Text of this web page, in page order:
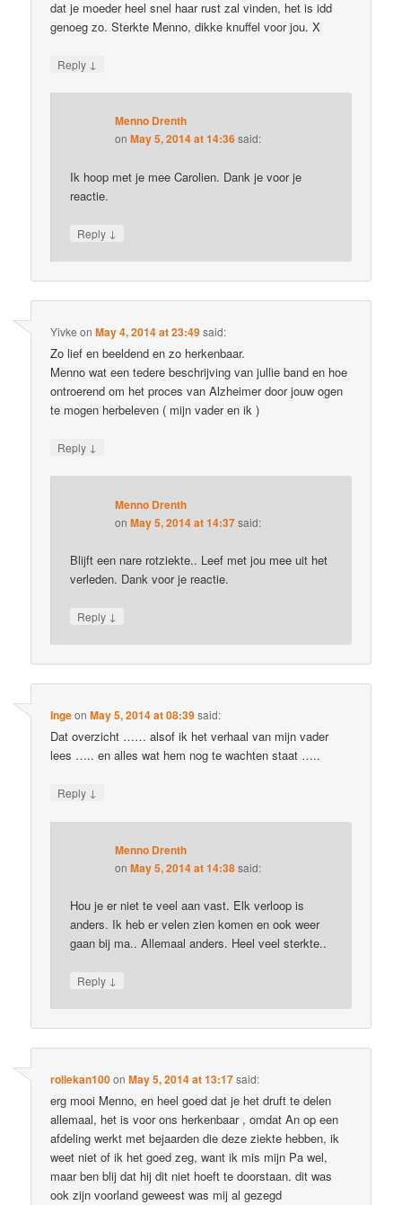
dat je moeder heel snel haar rust zal vinden, het is idd
genoeg zo. Sterkte Menno, dikke knuffel voor jou. X
Reply ↓
Menno Drenth
onMay 5, 2014 at 14:36said:
Ik hoop met je mee Carolien. Dank je voor je
reactie.
Reply ↓
Yivke onMay 4, 2014 at 23:49said:
Zo lief en beeldend en zo herkenbaar.
Menno wat een tedere beschrijving van jullie band en hoe
ontroerend om het proces van Alzheimer door jouw ogen
te mogen herbeleven ( mijn vader en ik )
Reply ↓
Menno Drenth
onMay 5, 2014 at 14:37said:
Blijft een nare rotziekte.. Leef met jou mee uit het
verleden. Dank voor je reactie.
Reply ↓
IngeonMay 5, 2014 at 08:39said:
Dat overzicht …… alsof ik het verhaal van mijn vader
lees ….. en alles wat hem nog te wachten staat …..
Reply ↓
Menno Drenth
onMay 5, 2014 at 14:38said:
Hou je er niet te veel aan vast. Elk verloop is
anders. Ik heb er velen zien komen en ook weer
gaan bij ma.. Allemaal anders. Heel veel sterkte..
Reply ↓
roliekan100onMay 5, 2014 at 13:17said:
erg mooi Menno, en heel goed dat je het druft te delen
allemaal, het is voor ons herkenbaar , omdat An op een
afdeling werkt met bejaarden die deze ziekte hebben, ik
weet niet of ik het goed zeg, want ik mis mijn Pa wel,
maar ben blij dat hij dit niet hoeft te doorstaan. dit was
ook zijn voorland geweest was mij al gezegd